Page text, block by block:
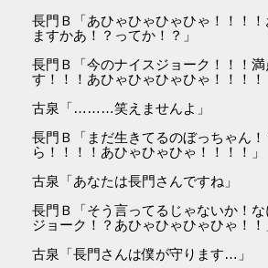
長門Ｂ「あひゃひゃひゃひゃ！！！
ますかあ！？ってか！？」
長門Ｂ「今のナイスジョーク！！！
す！！！あひゃひゃひゃひゃ！！！！
古泉「………笑えませんよ」
長門Ｂ「まだ生きてるのぼっちゃん
ら！！！！あひゃひゃひゃ！！！！」
古泉「あなたは長門さんですね」
長門Ｂ「そう言ってるじゃないか！
ジョーク！？あひゃひゃひゃひゃ！！
古泉「長門さんは僕が守ります…」